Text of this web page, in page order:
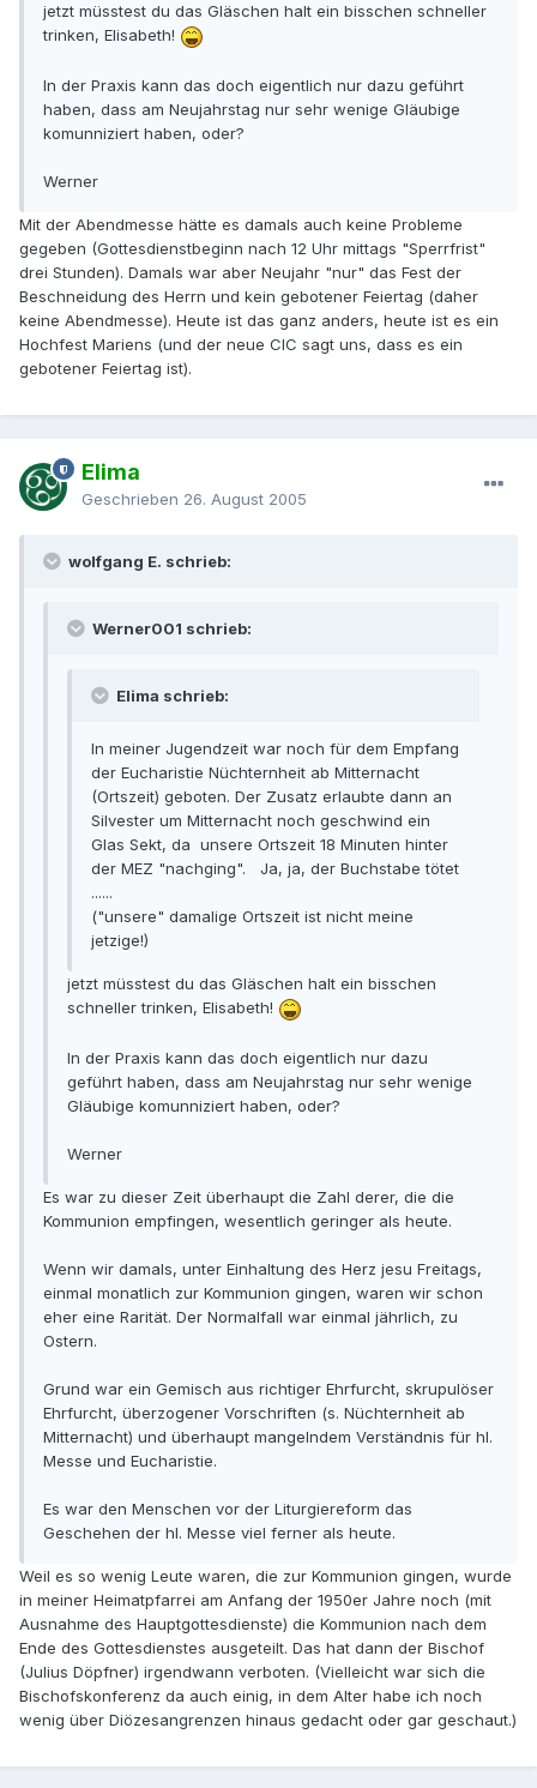
jetzt müsstest du das Gläschen halt ein bisschen schneller
trinken, Elisabeth!
In der Praxis kann das doch eigentlich nur dazu geführt
haben, dass am Neujahrstag nur sehr wenige Gläubige
komunniziert haben, oder?
Werner
Mit der Abendmesse hätte es damals auch keine Probleme
gegeben (Gottesdienstbeginn nach 12 Uhr mittags "Sperrfrist"
drei Stunden). Damals war aber Neujahr "nur" das Fest der
Beschneidung des Herrn und kein gebotener Feiertag (daher
keine Abendmesse). Heute ist das ganz anders, heute ist es ein
Hochfest Mariens (und der neue CIC sagt uns, dass es ein
gebotener Feiertag ist).
Elima
Geschrieben 26. August 2005
wolfgang E. schrieb:
Werner001 schrieb:
Elima schrieb:
In meiner Jugendzeit war noch für dem Empfang
der Eucharistie Nüchternheit ab Mitternacht
(Ortszeit) geboten. Der Zusatz erlaubte dann an
Silvester um Mitternacht noch geschwind ein
Glas Sekt, da unsere Ortszeit 18 Minuten hinter
der MEZ "nachging". Ja, ja, der Buchstabe tötet
......
("unsere" damalige Ortszeit ist nicht meine
jetzige!)
jetzt müsstest du das Gläschen halt ein bisschen
schneller trinken, Elisabeth!
In der Praxis kann das doch eigentlich nur dazu
geführt haben, dass am Neujahrstag nur sehr wenige
Gläubige komunniziert haben, oder?
Werner
Es war zu dieser Zeit überhaupt die Zahl derer, die die
Kommunion empfingen, wesentlich geringer als heute.
Wenn wir damals, unter Einhaltung des Herz jesu Freitags,
einmal monatlich zur Kommunion gingen, waren wir schon
eher eine Rarität. Der Normalfall war einmal jährlich, zu
Ostern.
Grund war ein Gemisch aus richtiger Ehrfurcht, skrupulöser
Ehrfurcht, überzogener Vorschriften (s. Nüchternheit ab
Mitternacht) und überhaupt mangelndem Verständnis für hl.
Messe und Eucharistie.
Es war den Menschen vor der Liturgiereform das
Geschehen der hl. Messe viel ferner als heute.
Weil es so wenig Leute waren, die zur Kommunion gingen, wurde
in meiner Heimatpfarrei am Anfang der 1950er Jahre noch (mit
Ausnahme des Hauptgottesdienste) die Kommunion nach dem
Ende des Gottesdienstes ausgeteilt. Das hat dann der Bischof
(Julius Döpfner) irgendwann verboten. (Vielleicht war sich die
Bischofskonferenz da auch einig, in dem Alter habe ich noch
wenig über Diözesangrenzen hinaus gedacht oder gar geschaut.)